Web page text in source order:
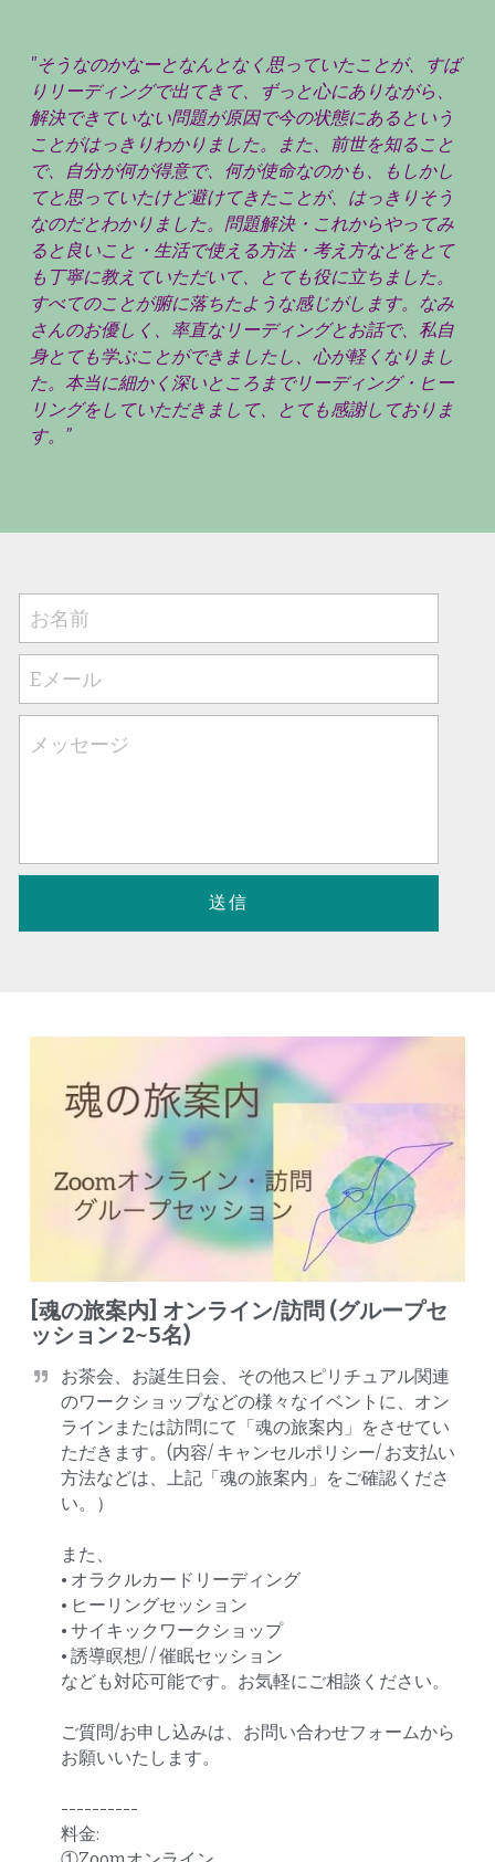
"そうなのかなーとなんとなく思っていたことが、すば
りリーディングで出てきて、ずっと心にありながら、
解決できていない問題が原因で今の状態にあるという
ことがはっきりわかりました。また、前世を知ること
で、自分が何が得意で、何が使命なのかも、もしかし
てと思っていたけど避けてきたことが、はっきりそう
なのだとわかりました。問題解決・これからやってみ
ると良いこと・生活で使える方法・考え方などをとて
も丁寧に教えていただいて、とても役に立ちました。
すべてのことが腑に落ちたような感じがします。なみ
さんのお優しく、率直なリーディングとお話で、私自
身とても学ぶことができましたし、心が軽くなりまし
た。本当に細かく深いところまでリーディング・ヒー
リングをしていただきまして、とても感謝しておりま
す。”
お名前
Eメール
メッセージ
送信
[魂の旅案内] オンライン/訪問 (グループセ
ッション 2~5名)
お茶会、お誕生日会、その他スピリチュアル関連
のワークショップなどの様々なイベントに、オン
ラインまたは訪問にて「魂の旅案内」をさせてい
ただきます。(内容/ キャンセルポリシー/ お支払い
方法などは、上記「魂の旅案内」をご確認くださ
い。）
また、
• オラクルカードリーディング
• ヒーリングセッション
• サイキックワークショップ
• 誘導瞑想/ / 催眠セッション
なども対応可能です。お気軽にご相談ください。
ご質問/お申し込みは、お問い合わせフォームから
お願いいたします。
----------
料金: